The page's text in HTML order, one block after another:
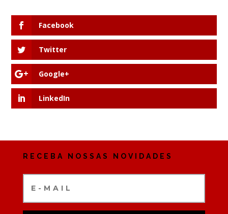
Facebook
Twitter
Google+
LinkedIn
RECEBA NOSSAS NOVIDADES